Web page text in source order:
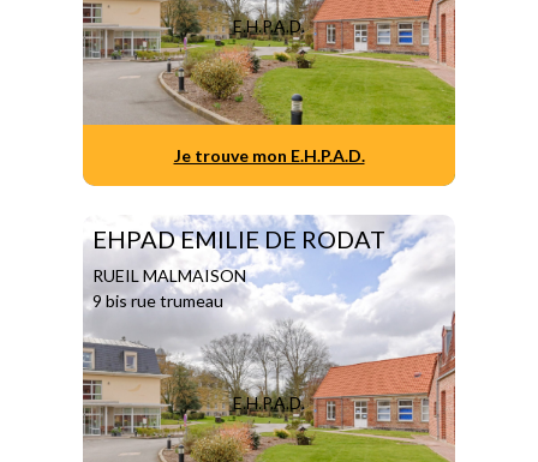
E.H.P.A.D.
Je trouve mon E.H.P.A.D.
EHPAD EMILIE DE RODAT
RUEIL MALMAISON
9 bis rue trumeau
E.H.P.A.D.